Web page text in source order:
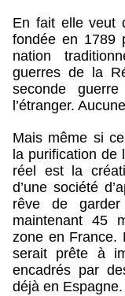
En fait elle veut
fondée en 1789
nation
guerres de la
seconde
l’étranger.
Mais même si
la purification de
réel est la
d’une société
rêve de
maintenant 45
zone en France.
serait prête à
encadrés par
déjà en Espagne.